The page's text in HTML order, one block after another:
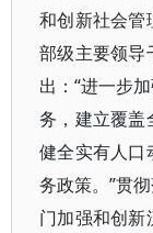
和创新社会管
部级主要领导
出：“进一步
务，建立覆盖
健全实有人口
务政策。”贯
门加强和创新